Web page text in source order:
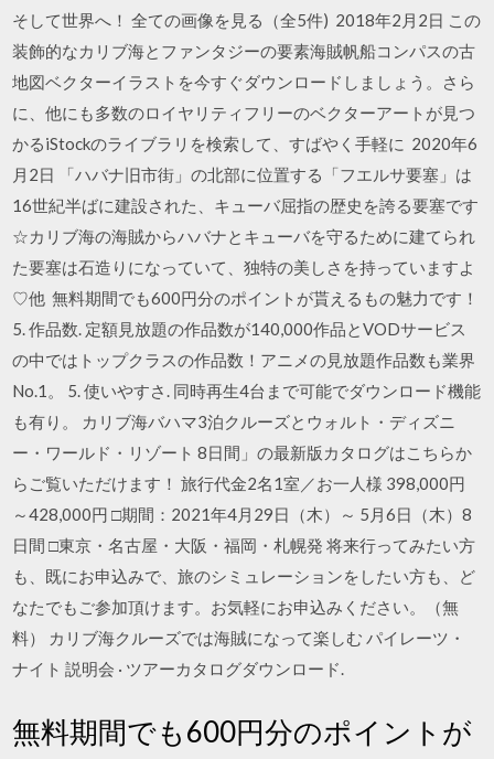
そして世界へ！ 全ての画像を見る（全5件) 2018年2月2日 この
装飾的なカリブ海とファンタジーの要素海賊帆船コンパスの古
地図ベクターイラストを今すぐダウンロードしましょう。さら
に、他にも多数のロイヤリティフリーのベクターアートが見つ
かるiStockのライブラリを検索して、すばやく手軽に 2020年6
月2日 「ハバナ旧市街」の北部に位置する「フエルサ要塞」は
16世紀半ばに建設された、キューバ屈指の歴史を誇る要塞です
☆カリブ海の海賊からハバナとキューバを守るために建てられ
た要塞は石造りになっていて、独特の美しさを持っていますよ
♡他 無料期間でも600円分のポイントが貰えるもの魅力です！
5. 作品数. 定額見放題の作品数が140,000作品とVODサービス
の中ではトップクラスの作品数！アニメの見放題作品数も業界
No.1。 5. 使いやすさ. 同時再生4台まで可能でダウンロード機能
も有り。 カリブ海バハマ3泊クルーズとウォルト・ディズニ
ー・ワールド・リゾート 8日間」の最新版カタログはこちらか
らご覧いただけます！ 旅行代金2名1室／お一人様 398,000円
～428,000円 □期間：2021年4月29日（木）～ 5月6日（木）8
日間 □東京・名古屋・大阪・福岡・札幌発 将来行ってみたい方
も、既にお申込みで、旅のシミュレーションをしたい方も、ど
なたでもご参加頂けます。お気軽にお申込みください。（無
料） カリブ海クルーズでは海賊になって楽しむ パイレーツ・
ナイト 説明会 · ツアーカタログダウンロード.
無料期間でも600円分のポイントが